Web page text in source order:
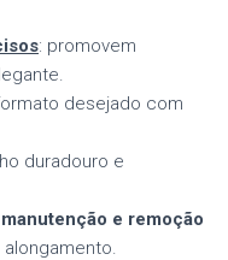
: promovem
desejado com
duradouro e
manutenção e remoção
alongamento.